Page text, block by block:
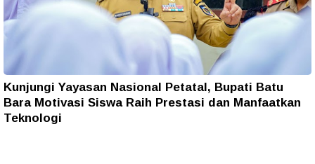
Kunjungi Yayasan Nasional Petatal, Bupati Batu
Bara Motivasi Siswa Raih Prestasi dan Manfaatkan
Teknologi